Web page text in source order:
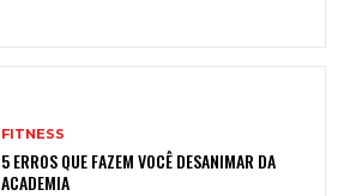
FITNESS
5 ERROS QUE FAZEM VOCÊ DESANIMAR DA
ACADEMIA